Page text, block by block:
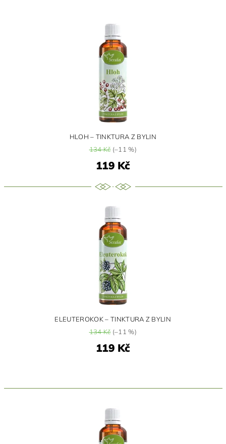
HLOH – TINKTURA Z BYLIN
134 Kč(–11 %)
119 Kč
ELEUTEROKOK – TINKTURA Z BYLIN
134 Kč(–11 %)
119 Kč